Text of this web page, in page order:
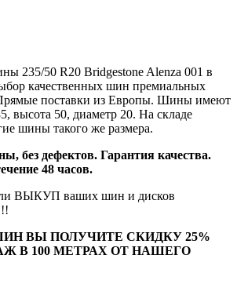
235/50 R20 Bridgestone Alenza 001 в
качественных шин премиальных
поставки из Европы. Шины имеют
высота 50, диаметр 20. На складе
шины такого же размера.
без дефектов. Гарантия качества.
48 часов.
ВЫКУП ваших шин и дисков
ВЫ ПОЛУЧИТЕ СКИДКУ 25%
В 100 МЕТРАХ ОТ НАШЕГО